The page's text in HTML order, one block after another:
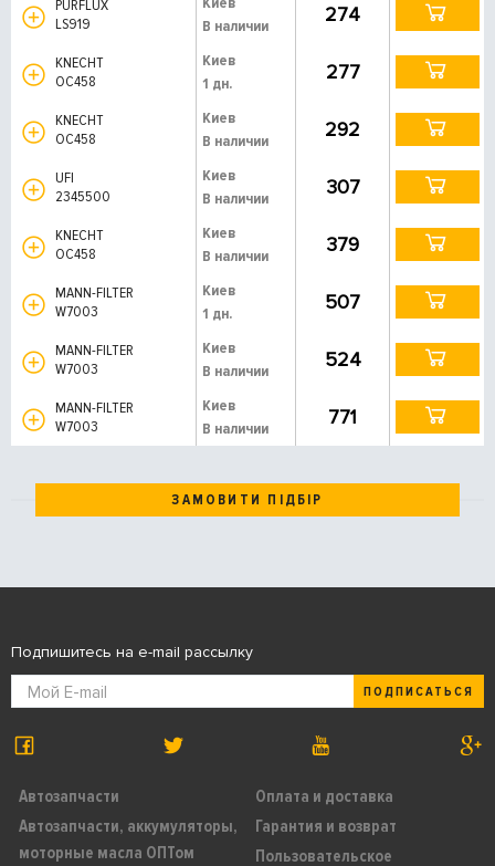
PURFLUX
LS919
В наличии
274
KNECHT
OC458
Киев
1 дн.
277
KNECHT
OC458
Киев
В наличии
292
UFI
2345500
Киев
В наличии
307
KNECHT
OC458
Киев
В наличии
379
MANN-FILTER
W7003
Киев
1 дн.
507
MANN-FILTER
W7003
Киев
В наличии
524
MANN-FILTER
W7003
Киев
В наличии
771
ЗАМОВИТИ ПІДБІР
Автозапчасти
Автозапчасти, аккумуляторы,
моторные масла ОПТом
Оплата и доставка
Гарантия и возврат
Пользовательское
Подпишитесь на e-mail рассылку
ПОДПИСАТЬСЯ